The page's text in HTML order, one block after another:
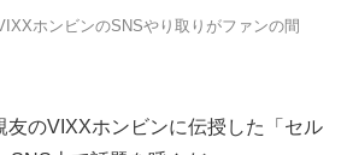
ホンビンのSNSやり取りがファンの間
友のVIXXホンビンに伝授した「セル